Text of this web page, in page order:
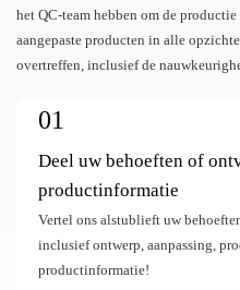
het QC-team hebben om de
aangepaste producten in alle
overtreffen, inclusief de
01
Deel uw behoeften of
productinformatie
Vertel ons alstublieft uw
inclusief ontwerp, aanpassing,
productinformatie!